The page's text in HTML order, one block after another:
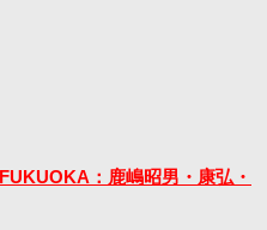
：鹿嶋昭男・康弘・